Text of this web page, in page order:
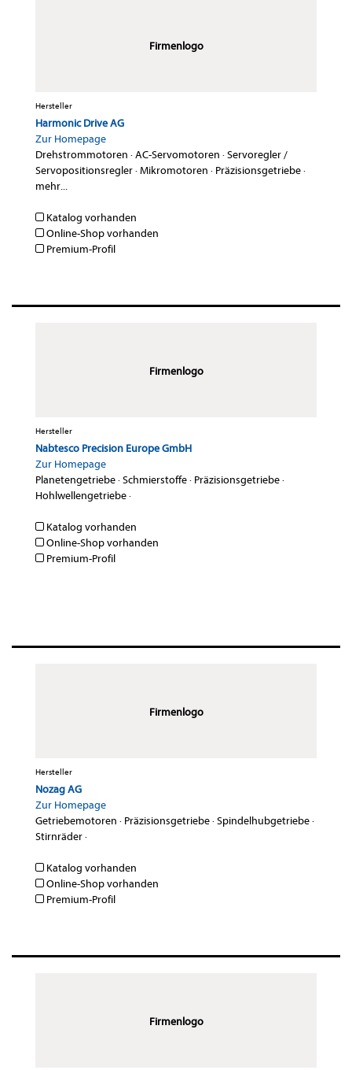
Firmenlogo
Hersteller
Harmonic Drive AG
Zur Homepage
Drehstrommotoren ·AC-Servomotoren ·Servoregler /
Servopositionsregler·Mikromotoren · Präzisionsgetriebe·
mehr...
Katalog vorhanden
Online-Shop vorhanden
Premium-Profil
Firmenlogo
Hersteller
Nabtesco Precision Europe GmbH
Zur Homepage
Planetengetriebe·Schmierstoffe· Präzisionsgetriebe·
Hohlwellengetriebe·
Katalog vorhanden
Online-Shop vorhanden
Premium-Profil
Firmenlogo
Hersteller
Nozag AG
Zur Homepage
Getriebemotoren · Präzisionsgetriebe·Spindelhubgetriebe·
Stirnräder·
Katalog vorhanden
Online-Shop vorhanden
Premium-Profil
Firmenlogo